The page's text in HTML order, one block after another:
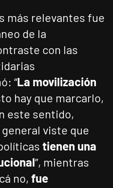
más relevantes fue
de la
con las
“La movilización
hay que marcarlo,
este sentido,
viste que
tienen una
”, mientras
no, fue